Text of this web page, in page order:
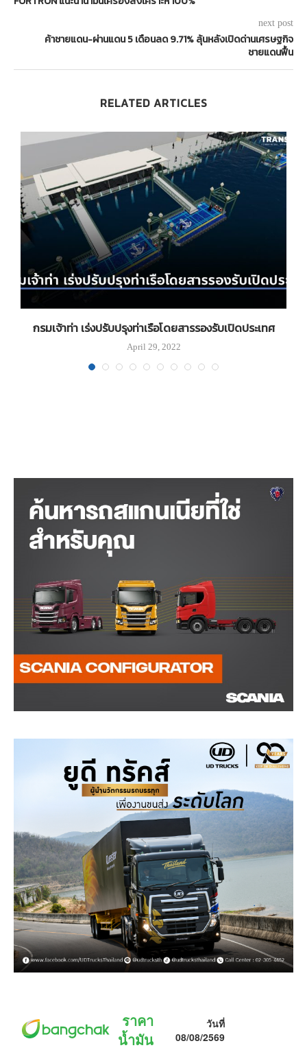
next post
ค้าชายแดน-ผ่านแดน 5 เดือนลด 9.71% ลุ้นหลังเปิดด่านเศรษฐกิจ
ชายแดนฟื้น
RELATED ARTICLES
กรมเจ้าท่า เร่งปรับปรุงท่าเรือโดยสารรองรับเปิดประเทศ
April 29, 2022